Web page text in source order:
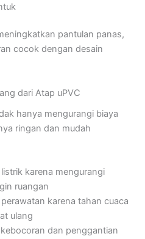
pantulan panas,
cocok dengan desain
dari Atap uPVC
hanya mengurangi biaya
ringan dan mudah
karena mengurangi
ruangan
karena tahan cuaca
ulang
dan penggantian